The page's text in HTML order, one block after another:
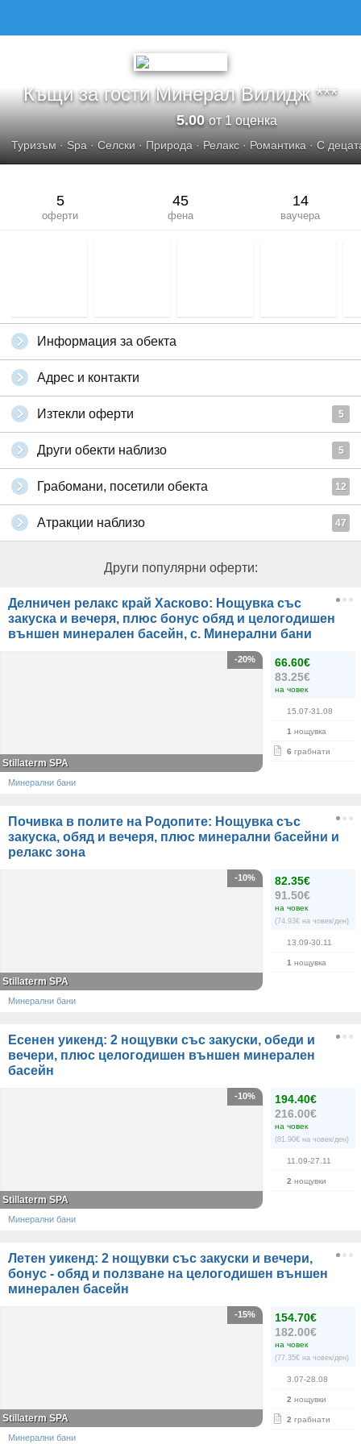
Къщи за гости Минерал Вилидж ***
5.00от 1 оценка
Туризъм · Spa · Селски · Природа · Релакс · Романтика · С
5
оферти
45
фена
14
ваучера
Информация за обекта
Адрес и контакти
Изтекли оферти 5
Други обекти наблизо 5
Грабомани, посетили обекта 12
Атракции наблизо 47
Други популярни оферти:
Делничен релакс край Хасково: Нощувка със
закуска и вечеря, плюс бонус обяд и целогодишен
външен минерален басейн, с. Минерални бани
66.60€
83.25€
на човек
15.07-31.08
1 нощувка
6 грабнати
-20%
Stillaterm SPA
Минерални бани
Почивка в полите на Родопите: Нощувка със
закуска, обяд и вечеря, плюс минерални басейни и
релакс зона
82.35€
91.50€
на човек
(74.93€ на човек/ден)
13.09-30.11
1 нощувка
-10%
Stillaterm SPA
Минерални бани
Есенен уикенд: 2 нощувки със закуски, обеди и
вечери, плюс целогодишен външен минерален
басейн
194.40€
216.00€
на човек
(81.90€ на човек/ден)
11.09-27.11
2 нощувки
-10%
Stillaterm SPA
Минерални бани
Летен уикенд: 2 нощувки със закуски и вечери,
бонус - обяд и ползване на целогодишен външен
минерален басейн
154.70€
182.00€
на човек
(77.35€ на човек/ден)
3.07-28.08
2 нощувки
2 грабнати
-15%
Stillaterm SPA
Минерални бани